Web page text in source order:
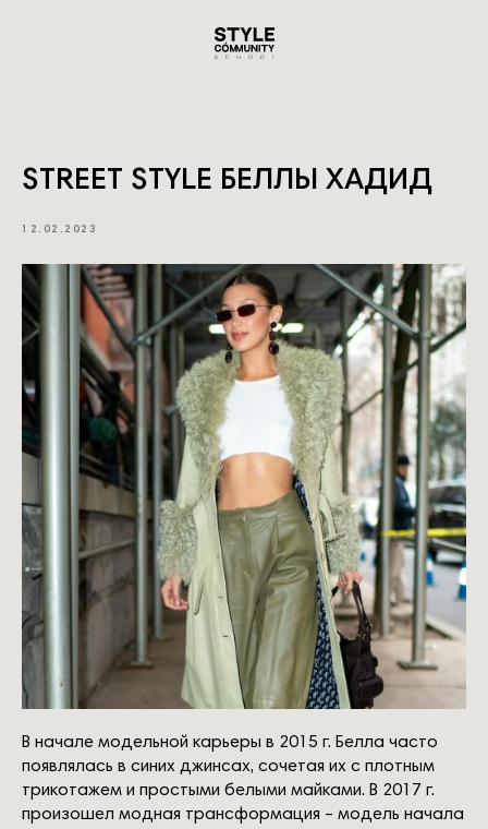
STREET STYLE БЕЛЛЫ ХАДИД
12.02.2023
В начале модельной карьеры в 2015 г. Белла часто
появлялась в синих джинсах, сочетая их с плотным
трикотажем и простыми белыми майками. В 2017 г.
произошел модная трансформация – модель начала